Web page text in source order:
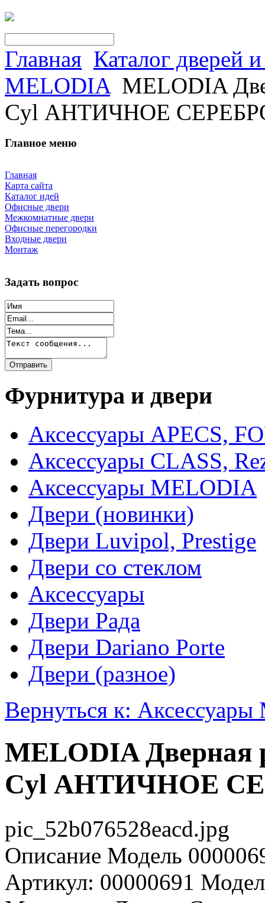
Главная Каталог дверей
MELODIA MELODIA
Cyl АНТИЧНОЕ
Главное меню
Главная
Карта сайта
Каталог идей
Офисные двери
Межкомнатные двери
Офисные перегородки
Входные двери
Монтаж
Задать вопрос
Фурнитура и двери
Аксессуары APECS,
Аксессуары CLASS,
Аксессуары MELODIA
Двери (новинки)
Двери Luvipol, Prestige
Двери со стеклом
Аксессуары
Двери Рада
Двери Dariano Porte
Двери (разное)
Вернуться к:
MELODIA Дверная
Cyl АНТИЧНОЕ
pic_52b076528eacd.jpg
Описание Модель
Артикул: 00000691